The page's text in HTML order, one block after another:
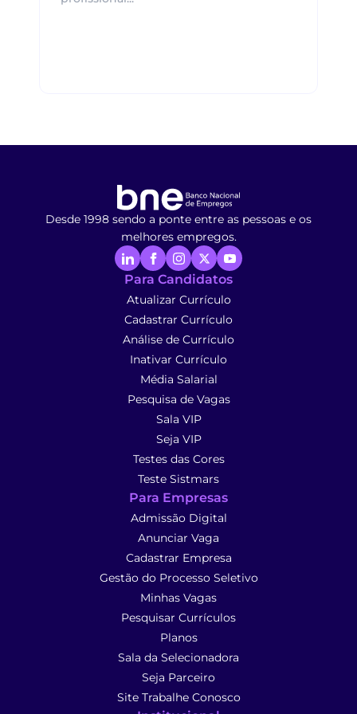
Desde 1998 sendo a ponte entre as pessoas e os
melhores empregos.
Para Candidatos
Atualizar Currículo
Cadastrar Currículo
Análise de Currículo
Inativar Currículo
Média Salarial
Pesquisa de Vagas
Sala VIP
Seja VIP
Testes das Cores
Teste Sistmars
Para Empresas
Admissão Digital
Anunciar Vaga
Cadastrar Empresa
Gestão do Processo Seletivo
Minhas Vagas
Pesquisar Currículos
Planos
Sala da Selecionadora
Seja Parceiro
Site Trabalhe Conosco